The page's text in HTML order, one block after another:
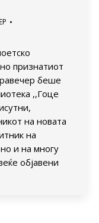
признатиот
беше
,,Гоце
на новата
на
и на многу
објавени